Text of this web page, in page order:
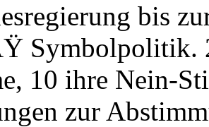
bis
Symbolpolitik.
10 ihre Nein-
zur